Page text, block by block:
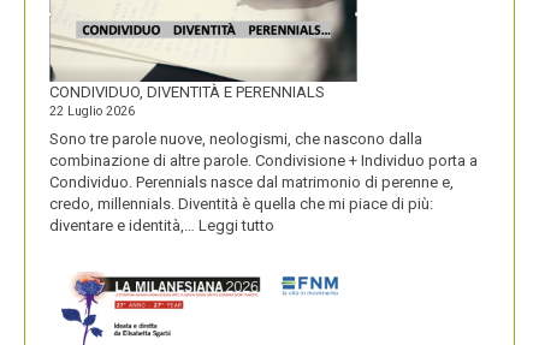
CONDIVIDUO, DIVENTITÀ E PERENNIALS
22 Luglio 2026
Sono tre parole nuove, neologismi, che nascono dalla
combinazione di altre parole. Condivisione + Individuo porta a
Condividuo. Perennials nasce dal matrimonio di perenne e,
credo, millennials. Diventità è quella che mi piace di più:
diventare e identità,… Leggi tutto
E